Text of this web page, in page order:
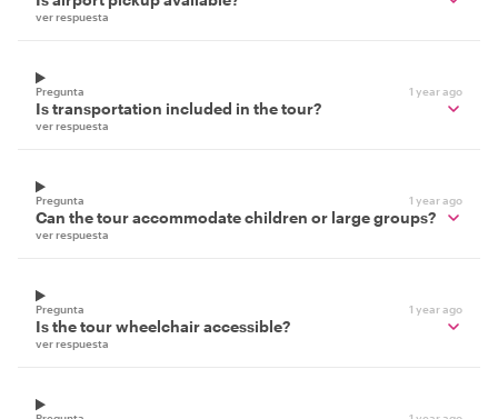
ver respuesta
Pregunta 1 year ago
Is transportation included in the tour?
ver respuesta
Pregunta 1 year ago
Can the tour accommodate children or large groups?
ver respuesta
Pregunta 1 year ago
Is the tour wheelchair accessible?
ver respuesta